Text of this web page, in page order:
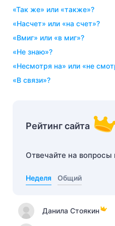
«так же» или «также»?
«насчет» или «на счет»?
«вмиг» или «в миг»?
«не знаю»?
«несмотря на» или «не
«в связи»?
Рейтинг сайта
Отвечайте на
Неделя Общий
Данила Стоякин